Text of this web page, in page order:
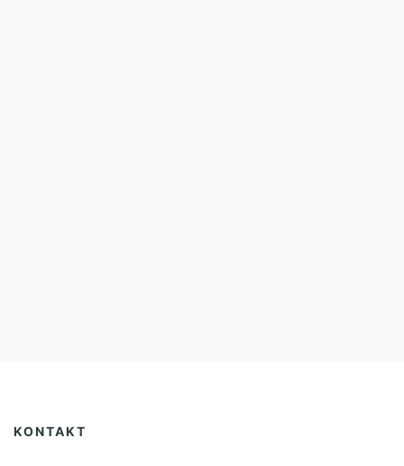
KONTAKT